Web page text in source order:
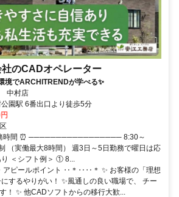
のCADオペレーター
境でARCHITRENDが学べる✨
中村店
園駅 6番出口より徒歩5分
務時間 ⏰ ───────────────── 8:30～
（実働最大8時間） 週3日～5日勤務で曜日は応
＜シフト例＞ ① 8...
ピールポイント ‥＊‥‥＊ ✨ お客様の「理想
するやりがい！ ✨風通しの良い職場で、 チー
！ ✨ 他CADソフトからの移行大歓...